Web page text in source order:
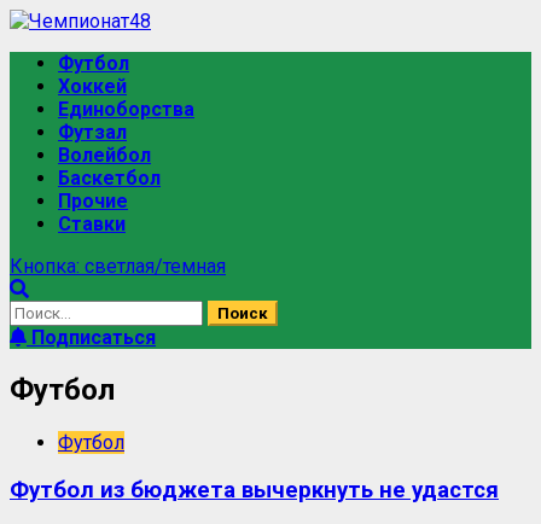
Футбол
Хоккей
Единоборства
Футзал
Волейбол
Баскетбол
Прочие
Ставки
Кнопка: светлая/темная
Подписаться
Футбол
Футбол
Футбол из бюджета вычеркнуть не удастся